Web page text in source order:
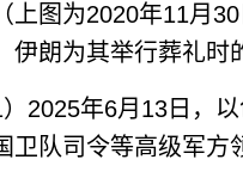
为2020年11月30
伊朗为其举行葬礼时
年6月13日，以
卫队司令等高级军方